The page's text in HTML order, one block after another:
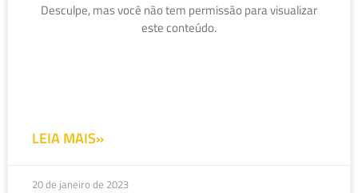
Desculpe, mas você não tem permissão para visualizar
este conteúdo.
LEIA MAIS»
20 de janeiro de 2023